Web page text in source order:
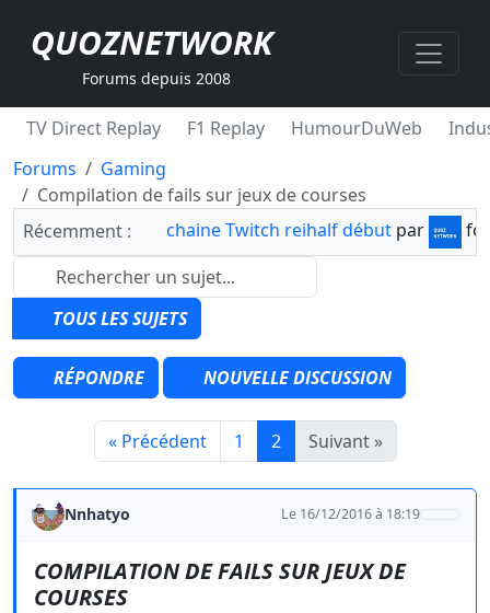
QUOZNETWORK
Forums depuis 2008
TV Direct Replay F1 Replay HumourDuWeb
Forums
Gaming
Compilation de fails sur jeux de courses
Récemment :
chaine Twitch reihalf début par
TOUS LES SUJETS
RÉPONDRE NOUVELLE DISCUSSION
« Précédent 1 2 Suivant »
Nnhatyo Le 16/12/2016 à 18:19
COMPILATION DE FAILS SUR JEUX DE
COURSES